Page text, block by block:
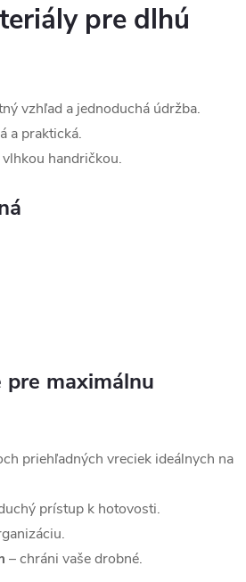
pre dlhú
vzhľad a jednoduchá údržba.
a praktická.
handričkou.
pre maximálnu
priehľadných vreciek ideálnych na
prístup k hotovosti.
– chráni vaše drobné.